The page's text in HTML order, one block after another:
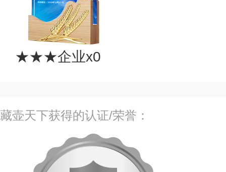
★★★企业x0
藏壶天下获得的认证/荣誉：